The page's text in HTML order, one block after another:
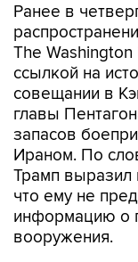
Ранее в
The Washington
ссылкой на
совещании в
главы
запасов
Ираном. По
Трамп выразил
что ему не
информацию о
вооружения.